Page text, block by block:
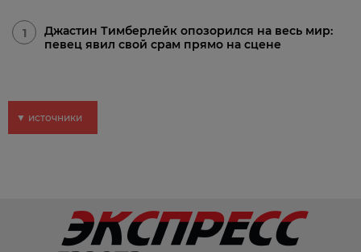
1
Джастин Тимберлейк опозорился на весь мир:
певец явил свой срам прямо на сцене
▼ источники